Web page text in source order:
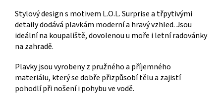
Stylový design s motivem L.O.L. Surprise a třpytivými
detaily dodává plavkám moderní a hravý vzhled. Jsou
ideální na koupaliště, dovolenou u moře i letní radovánky
na zahradě.
Plavky jsou vyrobeny z pružného a příjemného
materiálu, který se dobře přizpůsobí tělu a zajistí
pohodlí při nošení i pohybu ve vodě.